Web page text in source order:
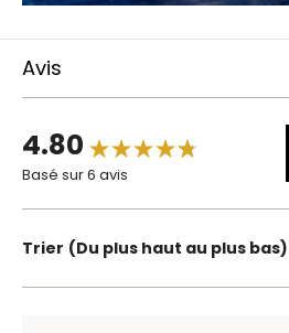
Avis
4.80
Basé sur 6 avis
Trier Du plus haut au plus bas